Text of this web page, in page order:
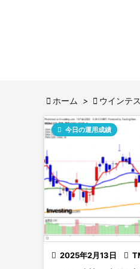
 ホーム >  ウインテ
 2025年2月13日
 今日の運用成績
